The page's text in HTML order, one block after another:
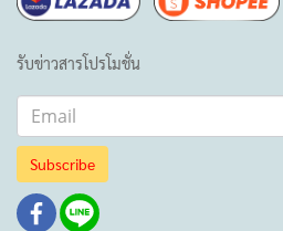
รับข่าวสารโปรโมชั่น
Subscribe